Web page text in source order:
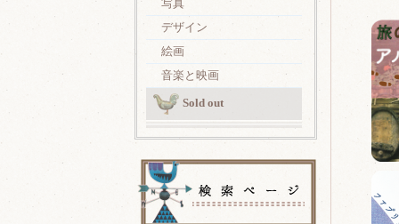
写真
デザイン
絵画
音楽と映画
Sold out